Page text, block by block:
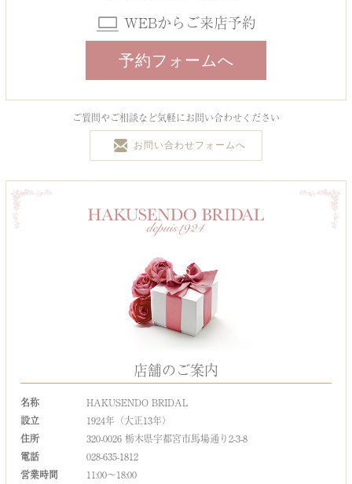
WEBからご来店予約
予約フォームへ
ご質問やご相談など気軽にお問い合わせください
お問い合わせフォームへ
店舗のご案内
名称
HAKUSENDO BRIDAL
設立
1924年（大正13年）
住所
320-0026 栃木県宇都宮市馬場通り2-3-8
電話
028-635-1812
営業時間
11:00～18:00